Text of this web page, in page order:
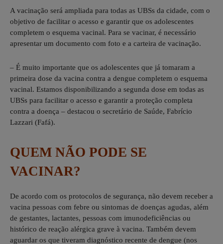
A vacinação será ampliada para todas as UBSs da cidade, com o
objetivo de facilitar o acesso e garantir que os adolescentes
completem o esquema vacinal. Para se vacinar, é necessário
apresentar um documento com foto e a carteira de vacinação.
– É muito importante que os adolescentes que já tomaram a
primeira dose da vacina contra a dengue completem o esquema
vacinal. Estamos disponibilizando a segunda dose em todas as
UBSs para facilitar o acesso e garantir a proteção completa
contra a doença – destacou o secretário de Saúde, Fabrício
Lazzari (Fafá).
QUEM NÃO PODE SE
VACINAR?
De acordo com os protocolos de segurança, não devem receber a
vacina pessoas com febre ou sintomas de doenças agudas, além
de gestantes, lactantes, pessoas com imunodeficiências ou
histórico de reação alérgica grave à vacina. Também devem
aguardar os que tiveram diagnóstico recente de dengue (nos